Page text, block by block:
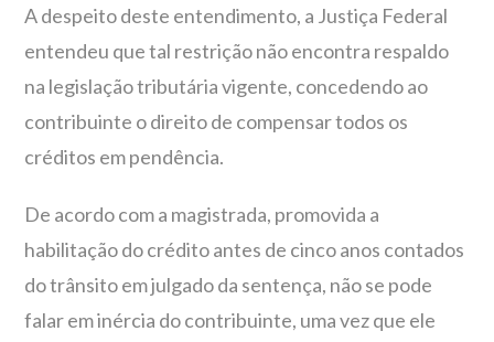
A despeito deste entendimento, a Justiça Federal
entendeu que tal restrição não encontra respaldo
na legislação tributária vigente, concedendo ao
contribuinte o direito de compensar todos os
créditos em pendência.
De acordo com a magistrada, promovida a
habilitação do crédito antes de cinco anos contados
do trânsito em julgado da sentença, não se pode
falar em inércia do contribuinte, uma vez que ele